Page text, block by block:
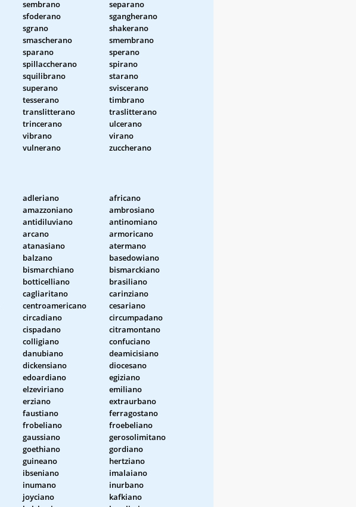
sembrano
separano
sfoderano
sgangherano
sgrano
shakerano
smascherano
smembrano
sparano
sperano
spillaccherano
spirano
squilibrano
starano
superano
sviscerano
tesserano
timbrano
translitterano
traslitterano
trincerano
ulcerano
vibrano
virano
vulnerano zuccherano
adleriano
africano
amazzoniano
ambrosiano
antidiluviano
antinomiano
arcano
armoricano
atanasiano
atermano
balzano
basedowiano
bismarchiano
bismarckiano
botticelliano
brasiliano
cagliaritano
carinziano
centroamericano
cesariano
circadiano
circumpadano
cispadano
citramontano
colligiano
confuciano
danubiano
deamicisiano
dickensiano
diocesano
edoardiano
egiziano
elzeviriano
emiliano
erziano
extraurbano
faustiano
ferragostano
frobeliano
froebeliano
gaussiano
gerosolimitano
goethiano
gordiano
guineano
hertziano
ibseniano
imalaiano
inumano
inurbano
joyciano
kafkiano